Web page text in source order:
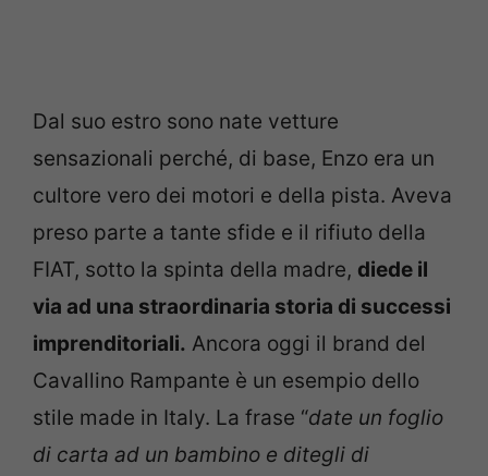
Dal suo estro sono nate vetture
sensazionali perché, di base, Enzo era un
cultore vero dei motori e della pista. Aveva
preso parte a tante sfide e il rifiuto della
FIAT, sotto la spinta della madre, diede il
via ad una straordinaria storia di successi
imprenditoriali. Ancora oggi il brand del
Cavallino Rampante è un esempio dello
stile made in Italy. La frase “date un foglio
di carta ad un bambino e ditegli di